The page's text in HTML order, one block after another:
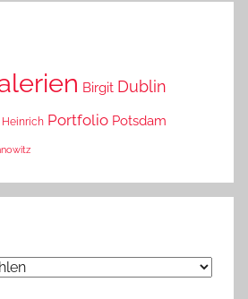
Birgit Dublin
Heinrich Portfolio Potsdam